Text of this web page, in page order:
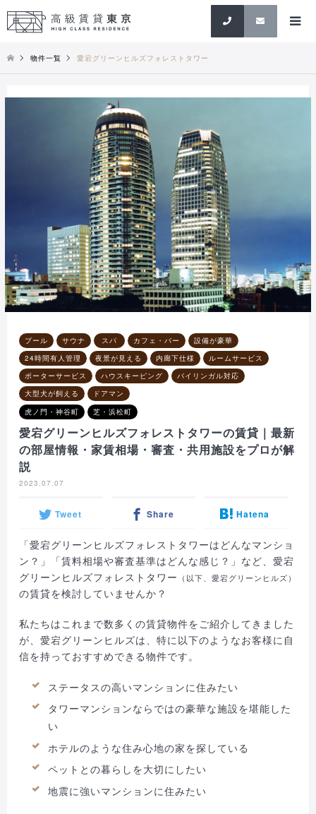
検索
物件一覧 愛宕グリーンヒルズフォレストタワー
プール サウナ スパ カフェ・バー
設備が豪華
24時間有人管理
夜景が見える 内廊下仕様
ルームサービス
ポーターサービス
ハウスキーピング
バイリンガル対応
大型犬が飼える
ドアマン
虎ノ門・神谷町
芝・浜松町
愛宕グリーンヒルズフォレストタワーの賃貸｜最新
の部屋情報・家賃相場・審査・共用施設をプロが解
説
2023.07.07
Tweet Share Hatena
「愛宕グリーンヒルズフォレストタワーはどんなマンショ
ン？」「賃料相場や審査基準はどんな感じ？」など、愛宕
グリーンヒルズフォレストタワー （以下、愛宕グリーンヒルズ）
の賃貸を検討していませんか？
私たちはこれまで数多くの賃貸物件をご紹介してきました
が、愛宕グリーンヒルズは、特に以下のようなお客様に自
信を持っておすすめできる物件です。
ステータスの高いマンションに住みたい
タワーマンションならではの豪華な施設を堪能した
い
ホテルのような住み心地の家を探している
ペットとの暮らしを大切にしたい
地震に強いマンションに住みたい